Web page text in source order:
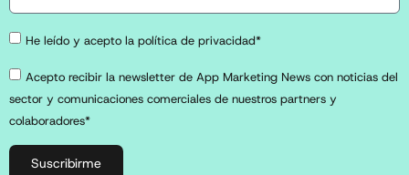
He leído y acepto la política de privacidad*
Acepto recibir la newsletter de App Marketing News con noticias del
sector y comunicaciones comerciales de nuestros partners y
colaboradores*
Suscribirme